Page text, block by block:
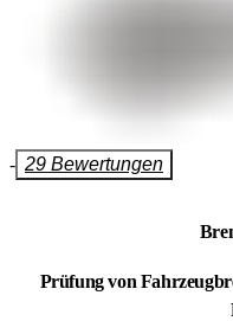
- 29 Bewertungen
Prüfung von